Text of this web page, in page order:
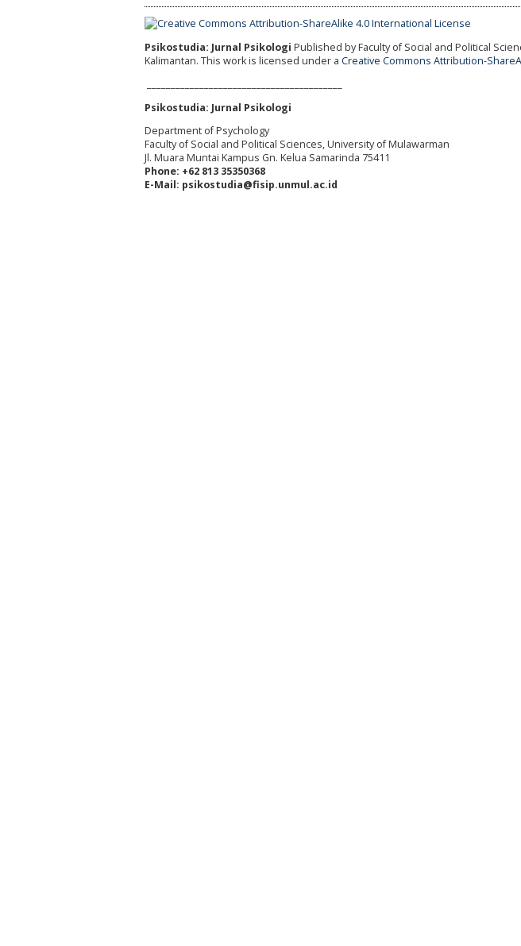
Psikostudia: Jurnal Psikologi Published by Faculty of Social and Political
Kalimantan. This work is licensed under a Creative Commons Attribution-
Psikostudia: Jurnal Psikologi
Department of Psychology
Faculty of Social and Political Sciences, University of Mulawarman
Jl. Muara Muntai Kampus Gn. Kelua Samarinda 75411
Phone: +62 813 35350368
E-Mail: psikostudia@fisip.unmul.ac.id